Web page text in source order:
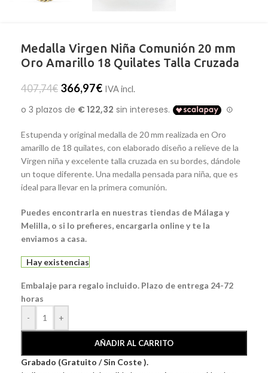
Medalla Virgen Niña Comunión 20 mm
Oro Amarillo 18 Quilates Talla Cruzada
407,74€ 366,97€ IVA incl.
Estupenda y original medalla de 20 mm realizada en Oro
amarillo de 18 quilates, con elaborado diseño a relieve de la
Virgen niña y excelente talla cruzada en su bordes, dándole
un toque diferente. Una medalla pensada para niña, que es
ideal para llevar en la primera comunión.
Puedes encontrarla en nuestras tiendas de Málaga y
Melilla, o si lo prefieres, encargarla online y te la
enviamos a casa.
Hay existencias
Embalaje para regalo incluido. Plazo de entrega 24-72
horas
-
+
AÑADIR AL CARRITO
Grabado (Gratuito / Sin Coste ).